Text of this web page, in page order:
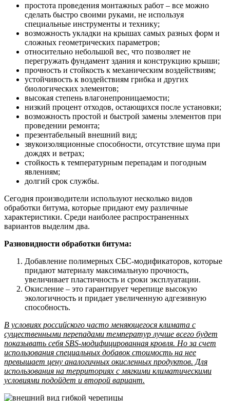
простота проведения монтажных работ – все можно
сделать быстро своими руками, не используя
специальные инструменты и технику;
возможность укладки на крышах самых разных форм и
сложных геометрических параметров;
относительно небольшой вес, что позволяет не
перегружать фундамент здания и конструкцию крыши;
прочность и стойкость к механическим воздействиям;
устойчивость к воздействиям грибка и других
биологических элементов;
высокая степень влагонепроницаемости;
низкий процент отходов, остающихся после установки;
возможность простой и быстрой замены элементов при
проведении ремонта;
презентабельный внешний вид;
звукоизоляционные способности, отсутствие шума при
дождях и ветрах;
стойкость к температурным перепадам и погодным
явлениям;
долгий срок службы.
Сегодня производители используют несколько видов
обработки битума, которые придают ему различные
характеристики. Среди наиболее распространенных
вариантов выделим два.
Разновидности обработки битума:
Добавление полимерных СБС-модификаторов, которые
придают материалу максимальную прочность,
увеличивает пластичность и сроки эксплуатации.
Окисление – это гарантирует черепице высокую
экологичность и придает увеличенную адгезивную
способность.
В условиях российского часто меняющегося климата с
существенными перепадами температур лучше всего будет
показывать себя SBS-модифицированная кровля. Но за счет
использования специальных добавок стоимость на нее
превышает цену аналогичных окисленных продуктов. Для
использования на территориях с мягкими климатическими
условиями подойдет и второй вариант.